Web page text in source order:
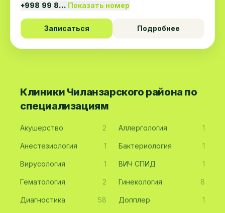
+998 99 8… Показать номер
Записаться Подробнее
Клиники Чиланзарского района по
специализациям
Акушерство 2 Аллергология 1
Анестезиология 1 Бактериология 1
Вирусология 1 ВИЧ СПИД 1
Гематология 2 Гинекология 8
Диагностика 58 Допплер 1